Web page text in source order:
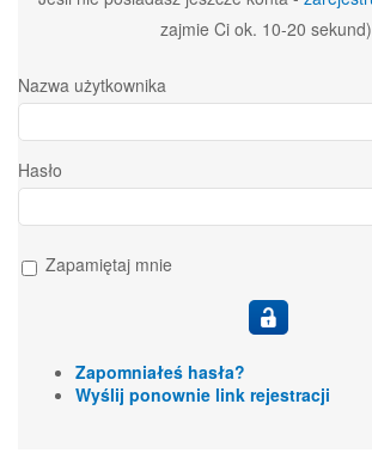
zajmie Ci ok. 10-20
Nazwa użytkownika
Hasło
Zapamiętaj mnie
Zapomniałeś hasła?
Wyślij ponownie link rejestracji